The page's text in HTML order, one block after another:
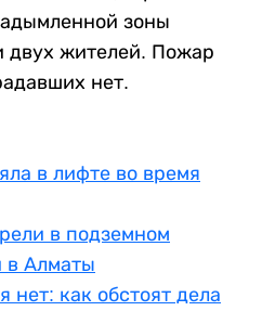
зоны
двух жителей. Пожар
нет.
в лифте во время
в подземном
в Алматы
нет: как обстоят дела